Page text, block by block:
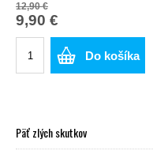
12,90 €
9,90 €
Do košíka
Päť zlých skutkov